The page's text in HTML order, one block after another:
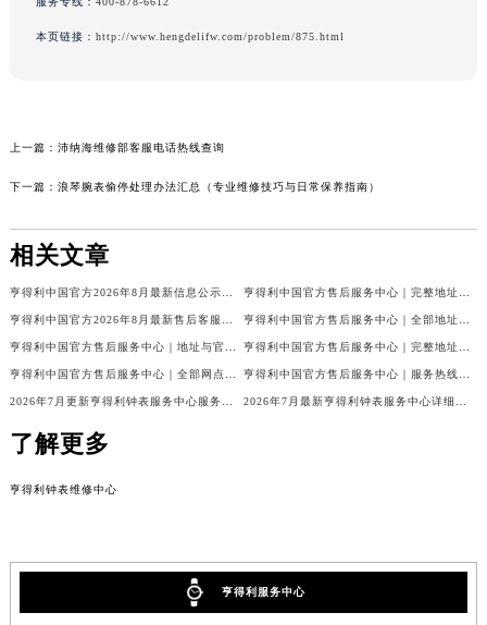
本页链接： http://www.hengdelifw.com/problem/875.html
上一篇： 沛纳海维修部客服电话热线查询
下一篇： 浪琴腕表偷停处理办法汇总（专业维修技巧与日常保养指南）
相关文章
亨得利中国官方2026年8月最新信息公示：售后客服电话与网点地址 亨得利中国官方售后服务中心｜完整地址与售后热线权威信息声明（2026年8月最新）
亨得利中国官方2026年8月最新售后客服电话与热线网点地址汇总 亨得利中国官方售后服务中心｜全部地址及热线电话权威信息通知（2026年8月最新）
亨得利中国官方售后服务中心｜地址与官方客服热线权威信息通知（2026年8月最新） 亨得利中国官方售后服务中心｜完整地址及官方售后热线权威信息声明（2026年7月最新）
亨得利中国官方售后服务中心｜全部网点地址与客服热线权威信息公告（2026年7月最新） 亨得利中国官方售后服务中心｜服务热线及官方维修地址权威信息通告（2026年7月最新）
2026年7月更新亨得利钟表服务中心服务电话及详细维修地址实地考察报告_多信源验证 2026年7月最新亨得利钟表服务中心详细网点地址及客服热线实地考察报告多信源验证
了解更多
亨得利钟表维修中心
亨得利服务中心